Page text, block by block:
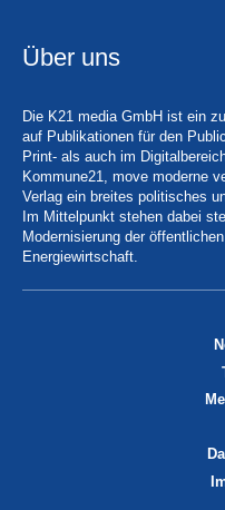
Über uns
Die K21 media GmbH ist ein
auf Publikationen für den
Print- als auch im
Kommune21, move moderne
Verlag ein breites politisches
Im Mittelpunkt stehen dabei
Modernisierung der
Energiewirtschaft.